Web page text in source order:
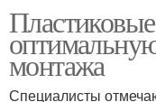
монтажа
Специалисты